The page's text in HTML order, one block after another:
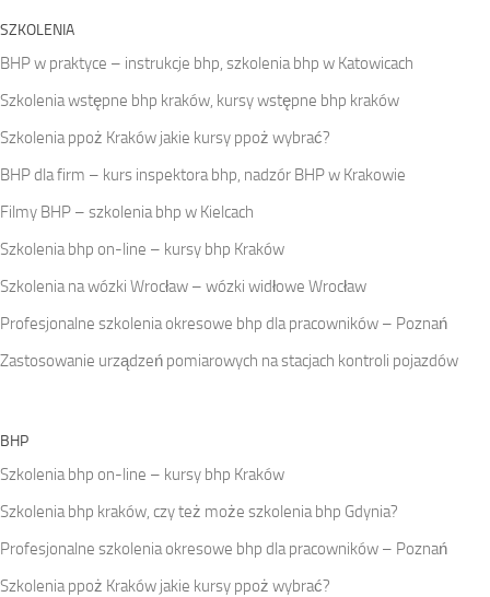
SZKOLENIA
BHP w praktyce – instrukcje bhp, szkolenia bhp w Katowicach
Szkolenia wstępne bhp kraków, kursy wstępne bhp kraków
Szkolenia ppoż Kraków jakie kursy ppoż wybrać?
BHP dla firm – kurs inspektora bhp, nadzór BHP w Krakowie
Filmy BHP – szkolenia bhp w Kielcach
Szkolenia bhp on-line – kursy bhp Kraków
Szkolenia na wózki Wrocław – wózki widłowe Wrocław
Profesjonalne szkolenia okresowe bhp dla pracowników – Poznań
Zastosowanie urządzeń pomiarowych na stacjach kontroli pojazdów
BHP
Szkolenia bhp on-line – kursy bhp Kraków
Szkolenia bhp kraków, czy też może szkolenia bhp Gdynia?
Profesjonalne szkolenia okresowe bhp dla pracowników – Poznań
Szkolenia ppoż Kraków jakie kursy ppoż wybrać?